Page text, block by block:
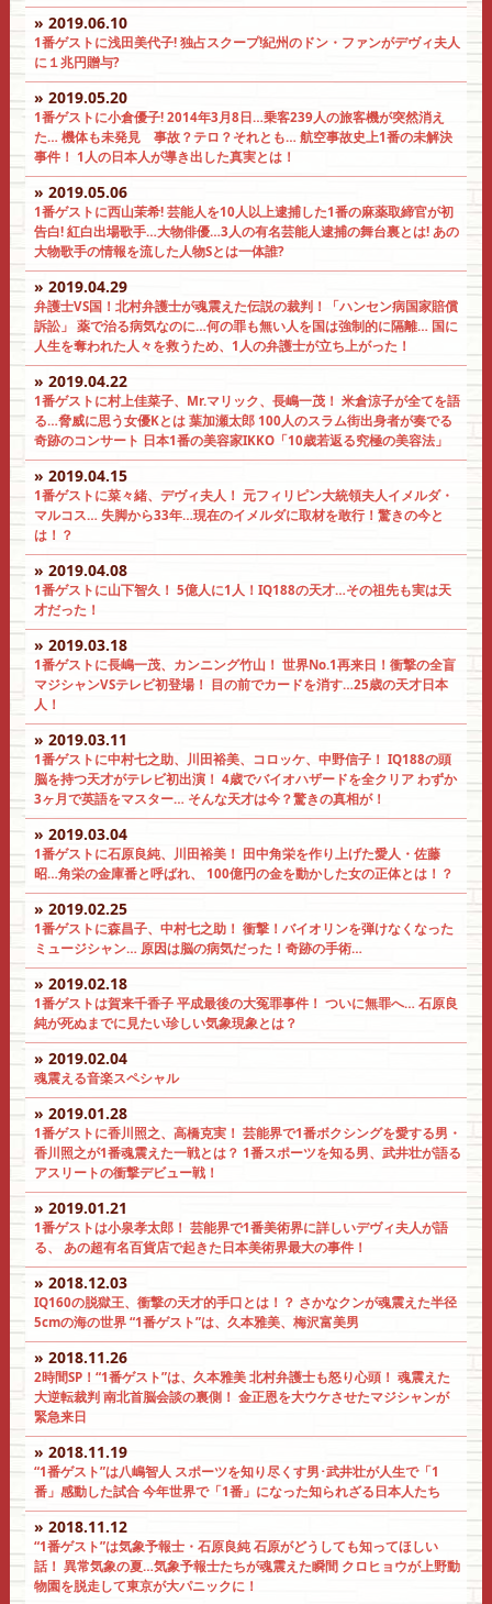
» 2019.06.10
1番ゲストに浅田美代子! 独占スクープ!紀州のドン・ファンがデヴィ夫人
に１兆円贈与?
» 2019.05.20
1番ゲストに小倉優子! 2014年3月8日…乗客239人の旅客機が突然消え
た… 機体も未発見 事故？テロ？それとも… 航空事故史上1番の未解決
事件！ 1人の日本人が導き出した真実とは！
» 2019.05.06
1番ゲストに西山茉希! 芸能人を10人以上逮捕した1番の麻薬取締官が初
告白! 紅白出場歌手…大物俳優…3人の有名芸能人逮捕の舞台裏とは! あの
大物歌手の情報を流した人物Sとは一体誰?
» 2019.04.29
弁護士VS国！北村弁護士が魂震えた伝説の裁判！「ハンセン病国家賠償
訴訟」 薬で治る病気なのに…何の罪も無い人を国は強制的に隔離… 国に
人生を奪われた人々を救うため、1人の弁護士が立ち上がった！
» 2019.04.22
1番ゲストに村上佳菜子、Mr.マリック、長嶋一茂！ 米倉涼子が全てを語
る…脅威に思う女優Kとは 葉加瀬太郎 100人のスラム街出身者が奏でる
奇跡のコンサート 日本1番の美容家IKKO「10歳若返る究極の美容法」
» 2019.04.15
1番ゲストに菜々緒、デヴィ夫人！ 元フィリピン大統領夫人イメルダ・
マルコス… 失脚から33年…現在のイメルダに取材を敢行！驚きの今と
は！？
» 2019.04.08
1番ゲストに山下智久！ 5億人に1人！IQ188の天才…その祖先も実は天
才だった！
» 2019.03.18
1番ゲストに長嶋一茂、カンニング竹山！ 世界No.1再来日！衝撃の全盲
マジシャンVSテレビ初登場！ 目の前でカードを消す…25歳の天才日本
人！
» 2019.03.11
1番ゲストに中村七之助、川田裕美、コロッケ、中野信子！ IQ188の頭
脳を持つ天才がテレビ初出演！ 4歳でバイオハザードを全クリア わずか
3ヶ月で英語をマスター… そんな天才は今？驚きの真相が！
» 2019.03.04
1番ゲストに石原良純、川田裕美！ 田中角栄を作り上げた愛人・佐藤
昭…角栄の金庫番と呼ばれ、 100億円の金を動かした女の正体とは！？
» 2019.02.25
1番ゲストに森昌子、中村七之助！ 衝撃！バイオリンを弾けなくなった
ミュージシャン… 原因は脳の病気だった！奇跡の手術…
» 2019.02.18
1番ゲストは賀来千香子 平成最後の大冤罪事件！ ついに無罪へ… 石原良
純が死ぬまでに見たい珍しい気象現象とは？
» 2019.02.04
魂震える音楽スペシャル
» 2019.01.28
1番ゲストに香川照之、高橋克実！ 芸能界で1番ボクシングを愛する男・
香川照之が1番魂震えた一戦とは？ 1番スポーツを知る男、武井壮が語る
アスリートの衝撃デビュー戦！
» 2019.01.21
1番ゲストは小泉孝太郎！ 芸能界で1番美術界に詳しいデヴィ夫人が語
る、 あの超有名百貨店で起きた日本美術界最大の事件！
» 2018.12.03
IQ160の脱獄王、衝撃の天才的手口とは！？ さかなクンが魂震えた半径
5cmの海の世界 “1番ゲスト”は、久本雅美、梅沢富美男
» 2018.11.26
2時間SP！“1番ゲスト”は、久本雅美 北村弁護士も怒り心頭！ 魂震えた
大逆転裁判 南北首脳会談の裏側！ 金正恩を大ウケさせたマジシャンが
緊急来日
» 2018.11.19
“1番ゲスト”は八嶋智人 スポーツを知り尽くす男･武井壮が人生で「1
番」感動した試合 今年世界で「1番」になった知られざる日本人たち
» 2018.11.12
“1番ゲスト”は気象予報士・石原良純 石原がどうしても知ってほしい
話！ 異常気象の夏…気象予報士たちが魂震えた瞬間 クロヒョウが上野動
物園を脱走して東京が大パニックに！